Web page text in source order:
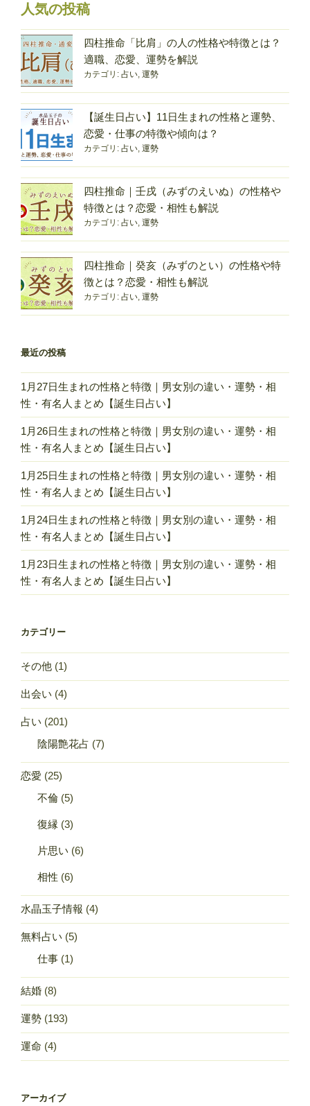
｜
な
た
未
来・
今
の
人
生
は
ど
う
な
る？
次
に
る
こ
と
2026”
の
人気の投稿
四柱推命「比肩」の人の性格や特徴とは？
適職、恋愛、運勢を解説
カテゴリ: 占い, 運勢
【誕生日占い】11日生まれの性格と運勢、
恋愛・仕事の特徴や傾向は？
カテゴリ: 占い, 運勢
四柱推命｜壬戌（みずのえいぬ）の性格や
特徴とは？恋愛・相性も解説
カテゴリ: 占い, 運勢
四柱推命｜癸亥（みずのとい）の性格や特
徴とは？恋愛・相性も解説
カテゴリ: 占い, 運勢
最近の投稿
1月27日生まれの性格と特徴｜男女別の違い・運勢・相
性・有名人まとめ【誕生日占い】
1月26日生まれの性格と特徴｜男女別の違い・運勢・相
性・有名人まとめ【誕生日占い】
1月25日生まれの性格と特徴｜男女別の違い・運勢・相
性・有名人まとめ【誕生日占い】
1月24日生まれの性格と特徴｜男女別の違い・運勢・相
性・有名人まとめ【誕生日占い】
1月23日生まれの性格と特徴｜男女別の違い・運勢・相
性・有名人まとめ【誕生日占い】
カテゴリー
その他 (1)
出会い (4)
占い (201)
陰陽艶花占 (7)
恋愛 (25)
不倫 (5)
復縁 (3)
片思い (6)
相性 (6)
水晶玉子情報 (4)
無料占い (5)
仕事 (1)
結婚 (8)
運勢 (193)
運命 (4)
アーカイブ